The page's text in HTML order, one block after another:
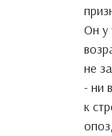
Он у
не
- ни
к